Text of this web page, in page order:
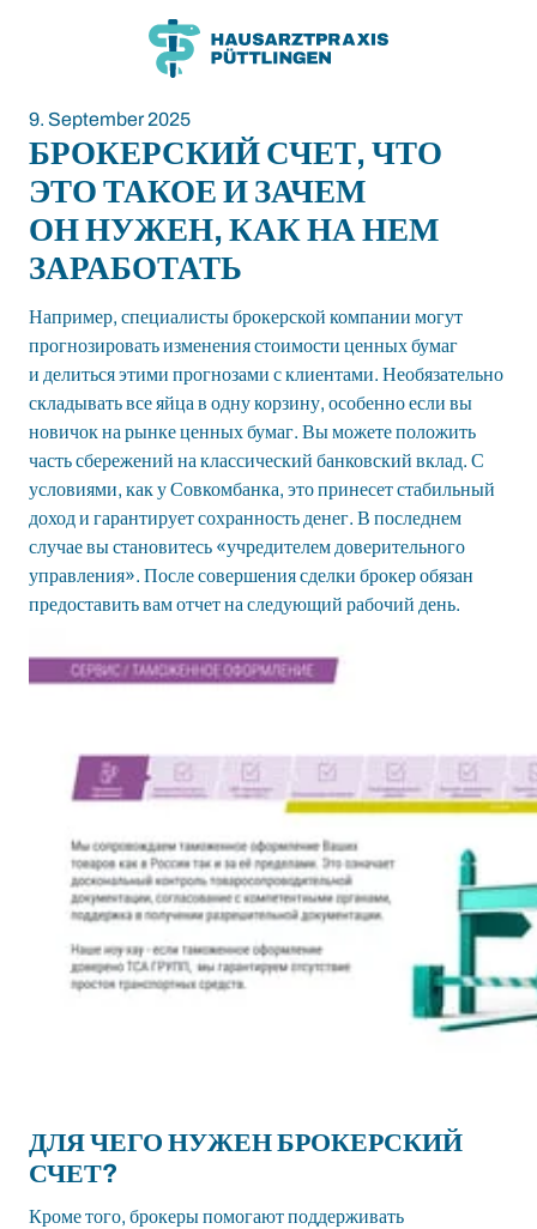
9. September 2025
БРОКЕРСКИЙ СЧЕТ, ЧТО
ЭТО ТАКОЕ И ЗАЧЕМ
ОН НУЖЕН, КАК НА НЕМ
ЗАРАБОТАТЬ
Например, специалисты брокерской компании могут
прогнозировать изменения стоимости ценных бумаг
и делиться этими прогнозами с клиентами. Необязательно
складывать все яйца в одну корзину, особенно если вы
новичок на рынке ценных бумаг. Вы можете положить
часть сбережений на классический банковский вклад. С
условиями, как у Совкомбанка, это принесет стабильный
доход и гарантирует сохранность денег. В последнем
случае вы становитесь «учредителем доверительного
управления». После совершения сделки брокер обязан
предоставить вам отчет на следующий рабочий день.
ДЛЯ ЧЕГО НУЖЕН БРОКЕРСКИЙ
СЧЕТ?
Кроме того, брокеры помогают поддерживать